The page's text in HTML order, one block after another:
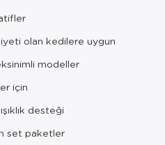
olan kedilere uygun
modeller
için
desteği
set paketler